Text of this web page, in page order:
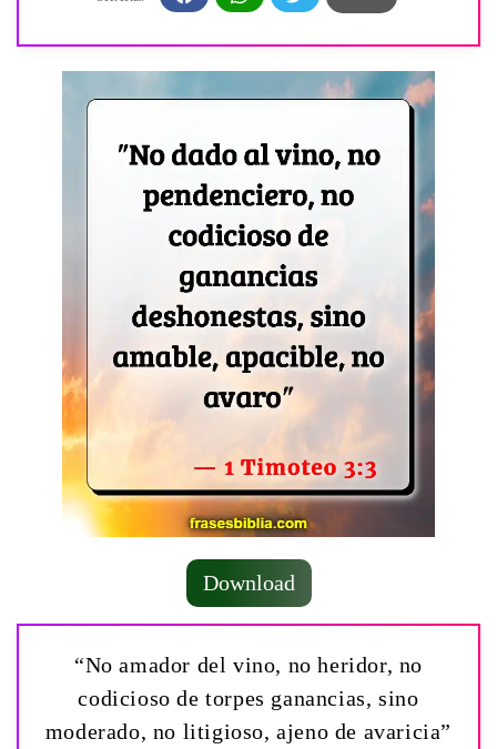
Download
“No amador del vino, no heridor, no
codicioso de torpes ganancias, sino
moderado, no litigioso, ajeno de avaricia”